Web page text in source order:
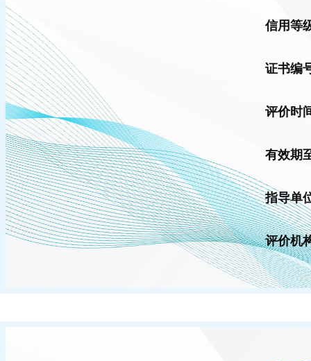
信用等
证书编
评价时
有效期
指导单
评价机